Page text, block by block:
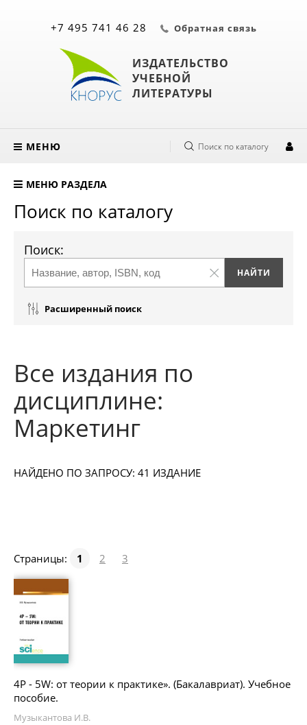
ИЗДАТЕЛЬСТВО
УЧЕБНОЙ
ЛИТЕРАТУРЫ
+7 495 741 46 28 Обратная связь
МЕНЮ Поиск по каталогу
МЕНЮ РАЗДЕЛА
Поиск по каталогу
Поиск:
Расширенный поиск
Все издания по
дисциплине:
Маркетинг
НАЙДЕНО ПО ЗАПРОСУ: 41 ИЗДАНИЕ
Страницы: 1 2 3
4P - 5W: от теории к практике». (Бакалавриат). Учебное
пособие.
Музыкантова И.В.